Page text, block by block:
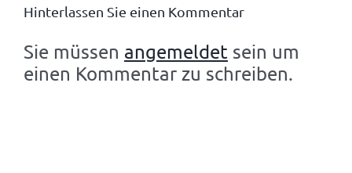
Hinterlassen Sie einen Kommentar
Sie müssen angemeldet sein um
einen Kommentar zu schreiben.